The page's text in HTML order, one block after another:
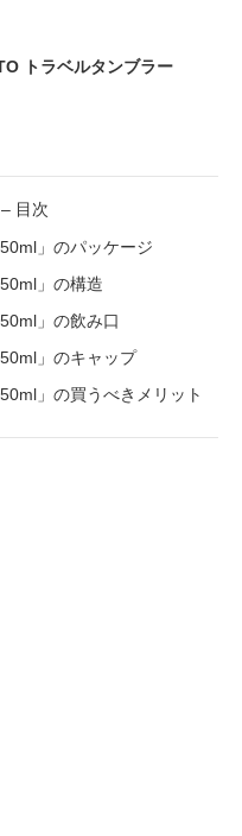
トラベルタンブラー
目次
」のパッケージ
」の構造
」の飲み口
」のキャップ
」の買うべきメリット